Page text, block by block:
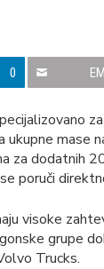
0
mase
za dodatnih
poruči
visoke
grupe
Trucks.